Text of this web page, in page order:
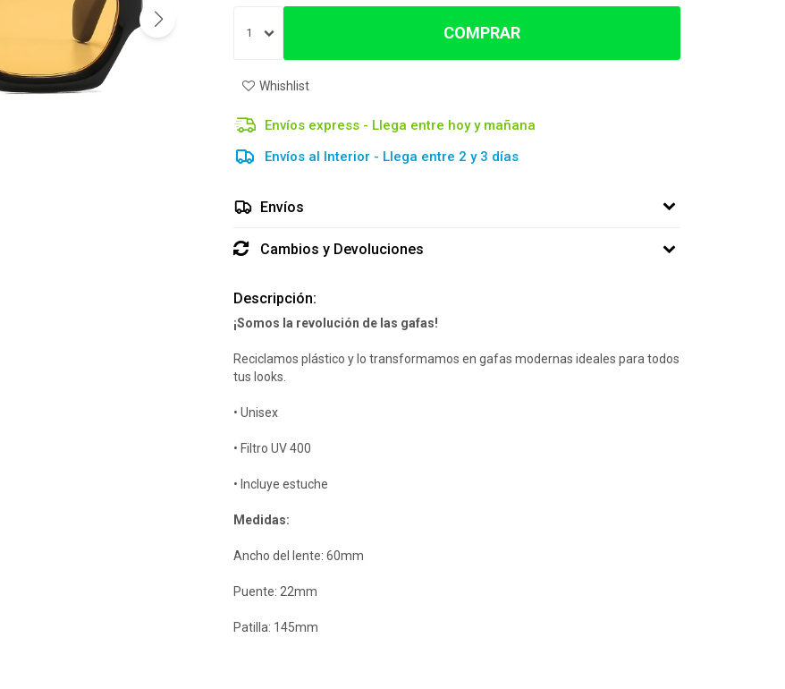
1 COMPRAR
Envíos express - Llega entre hoy y mañana
Envíos al Interior - Llega entre 2 y 3 días
Envíos
Cambios y Devoluciones
Descripción:
¡Somos la revolución de las gafas!
Reciclamos plástico y lo transformamos en gafas modernas ideales para todos
tus looks.
• Unisex
• Filtro UV 400
• Incluye estuche
Medidas:
Ancho del lente: 60mm
Puente: 22mm
Patilla: 145mm